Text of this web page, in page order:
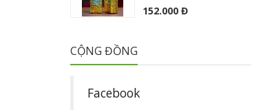
152.000 Đ
CỘNG ĐỒNG
Facebook